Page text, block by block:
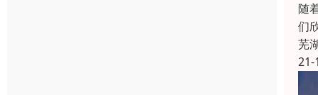
随
们
芜
21-